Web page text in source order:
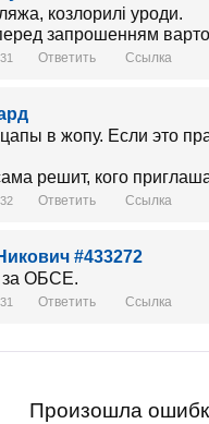
козлорилі уроди.
запрошенням варто
Ответить Ссылка
в жопу. Если это
решит, кого
Ответить Ссылка
#433272
за ОБСЕ.
Ответить Ссылка
Произошла